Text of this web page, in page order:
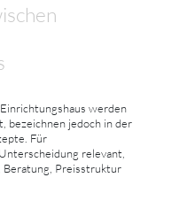
werden
bezeichnen jedoch in der
Für
relevant,
Beratung, Preisstruktur